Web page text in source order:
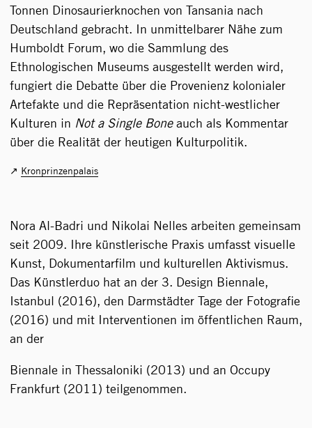
Tonnen Dinosaurierknochen von Tansania nach
Deutschland gebracht. In unmittelbarer Nähe zum
Humboldt Forum, wo die Sammlung des
Ethnologischen Museums ausgestellt werden wird,
fungiert die Debatte über die Provenienz kolonialer
Artefakte und die Repräsentation nicht-westlicher
Kulturen in Not a Single Boneauch als Kommentar
über die Realität der heutigen Kulturpolitik.
Kronprinzenpalais
Nora Al-Badri und Nikolai Nelles arbeiten gemeinsam
seit 2009. Ihre künstlerische Praxis umfasst visuelle
Kunst, Dokumentarfilm und kulturellen Aktivismus.
Das Künstlerduo hat an der 3. Design Biennale,
Istanbul (2016), den Darmstädter Tage der Fotografie
(2016) und mit Interventionen im öffentlichen Raum,
an der
Biennale in Thessaloniki (2013) und an Occupy
Frankfurt (2011) teilgenommen.